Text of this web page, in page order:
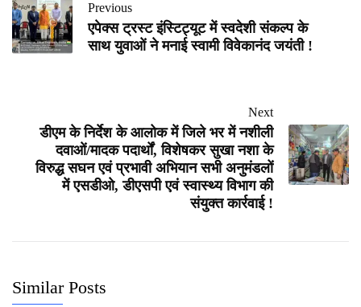
Previous
एपेक्स ट्रस्ट इंस्टिट्यूट में स्वदेशी संकल्प के
साथ युवाओं ने मनाई स्वामी विवेकानंद जयंती !
Next
डीएम के निर्देश के आलोक में जिले भर में नशीली
दवाओं/मादक पदार्थों, विशेषकर सुखा नशा के
विरुद्ध सघन एवं प्रभावी अभियान सभी अनुमंडलों
में एसडीओ, डीएसपी एवं स्वास्थ्य विभाग की
संयुक्त कार्रवाई !
Similar Posts